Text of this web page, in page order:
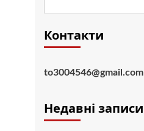
Контакти
to3004546@gmail.com
Недавні записи